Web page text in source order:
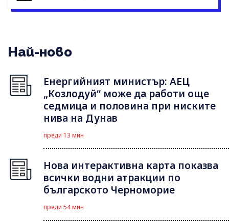
Най-ново
Енергийният министър: АЕЦ
„Козлодуй“ може да работи още
седмица и половина при ниските
нива на Дунав
преди 13 мин
Нова интерактивна карта показва
всички водни атракции по
българското Черноморие
преди 54 мин